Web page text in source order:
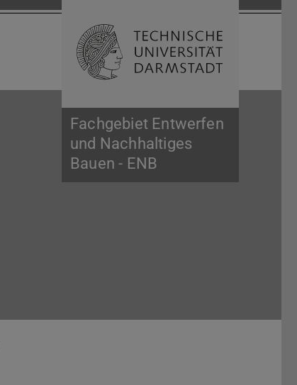
Fachgebiet Entwerfen
und Nachhaltiges
Bauen - ENB
Suche öffnen